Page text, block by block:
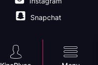
Snapchat